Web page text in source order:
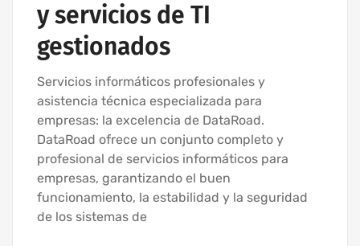
y servicios de TI
gestionados
Servicios informáticos profesionales y
asistencia técnica especializada para
empresas: la excelencia de DataRoad.
DataRoad ofrece un conjunto completo y
profesional de servicios informáticos para
empresas, garantizando el buen
funcionamiento, la estabilidad y la seguridad
de los sistemas de